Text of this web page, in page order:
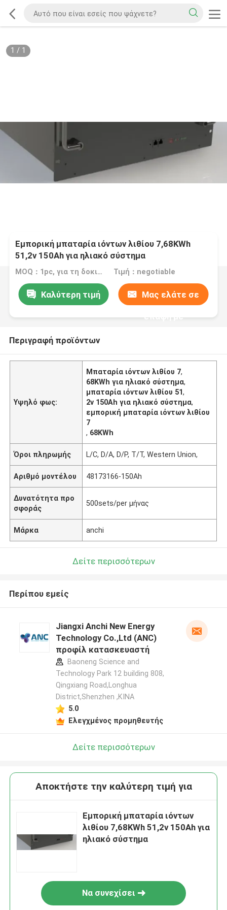
1 / 1
Εμπορική μπαταρία ιόντων λιθίου 7,68KWh
51,2v 150Ah για ηλιακό σύστημα
MOQ：1pc, για τη δοκιμή δειγμάτων Τιμή：negotiable
Καλύτερη τιμή Μας ελάτε σε
επαφή με
Περιγραφή προϊόντων
Υψηλό φως:
Μπαταρία ιόντων λιθίου 7,
68KWh για ηλιακό σύστημα,
μπαταρία ιόντων λιθίου 51,
2v 150Ah για ηλιακό σύστημα,
εμπορική μπαταρία ιόντων λιθίου
7
, 68KWh
Όροι πληρωμής L/C, D/A, D/P, T/T, Western Union,
Αριθμό μοντέλου 48173166-150Ah
Δυνατότητα προ
σφοράς
500sets/per μήνας
Μάρκα anchi
Δείτε περισσότερων
Περίπου εμείς
Jiangxi Anchi New Energy
Technology Co.,Ltd (ANC)
προφίλ κατασκευαστή
Baoneng Science and
Technology Park 12 building 808,
Qingxiang Road,Longhua
District,Shenzhen ,ΚΙΝΑ
5.0
Ελεγχμένος προμηθευτής
Δείτε περισσότερων
Αποκτήστε την καλύτερη τιμή για
Εμπορική μπαταρία ιόντων
λιθίου 7,68KWh 51,2v 150Ah για
ηλιακό σύστημα
Να συνεχίσει